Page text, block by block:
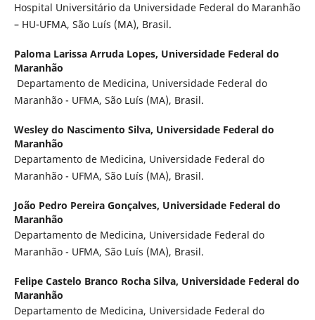
Hospital Universitário da Universidade Federal do Maranhão
– HU-UFMA, São Luís (MA), Brasil.
Paloma Larissa Arruda Lopes, Universidade Federal do
Maranhão
Departamento de Medicina, Universidade Federal do
Maranhão - UFMA, São Luís (MA), Brasil.
Wesley do Nascimento Silva, Universidade Federal do
Maranhão
Departamento de Medicina, Universidade Federal do
Maranhão - UFMA, São Luís (MA), Brasil.
João Pedro Pereira Gonçalves, Universidade Federal do
Maranhão
Departamento de Medicina, Universidade Federal do
Maranhão - UFMA, São Luís (MA), Brasil.
Felipe Castelo Branco Rocha Silva, Universidade Federal do
Maranhão
Departamento de Medicina, Universidade Federal do